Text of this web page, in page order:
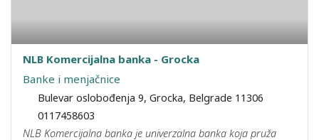
NLB Komercijalna banka - Grocka
Banke i menjačnice
Bulevar oslobođenja 9, Grocka, Belgrade 11306
0117458603
NLB Komercijalna banka je univerzalna banka koja pruža